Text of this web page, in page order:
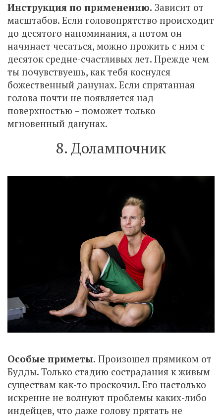
Инструкция по применению. Зависит от
масштабов. Если головопрятство происходит
до десятого напоминания, а потом он
начинает чесаться, можно прожить с ним с
десяток средне-счастливых лет. Прежде чем
ты почувствуешь, как тебя коснулся
божественный данунах. Если спрятанная
голова почти не появляется над
поверхностью – поможет только
мгновенный данунах.
8. Долампочник
Особые приметы. Произошел прямиком от
Будды. Только стадию сострадания к живым
существам как-то проскочил. Его настолько
искренне не волнуют проблемы каких-либо
индейцев, что даже голову прятать не